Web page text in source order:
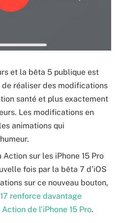
et la bêta 5 publique est
de réaliser des modifications
santé et plus exactement
Les modifications en
animations qui
Action sur les iPhone 15 Pro
fois par la bêta 7 d’iOS
sur ce nouveau bouton,
renforce davantage
de l’iPhone 15 Pro.